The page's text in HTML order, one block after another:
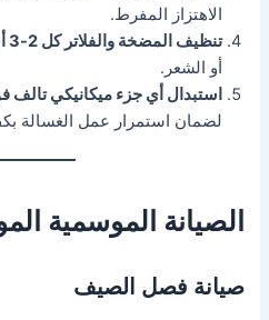
الاهتزاز المفرط.
تنظيف المضخة والفلاتر كل 2-3 أشهر
أو الشعر.
استبدال أي جزء ميكانيكي تالف
لضمان استمرار عمل الغسالة
الصيانة الموسمية
صيانة فصل الصيف